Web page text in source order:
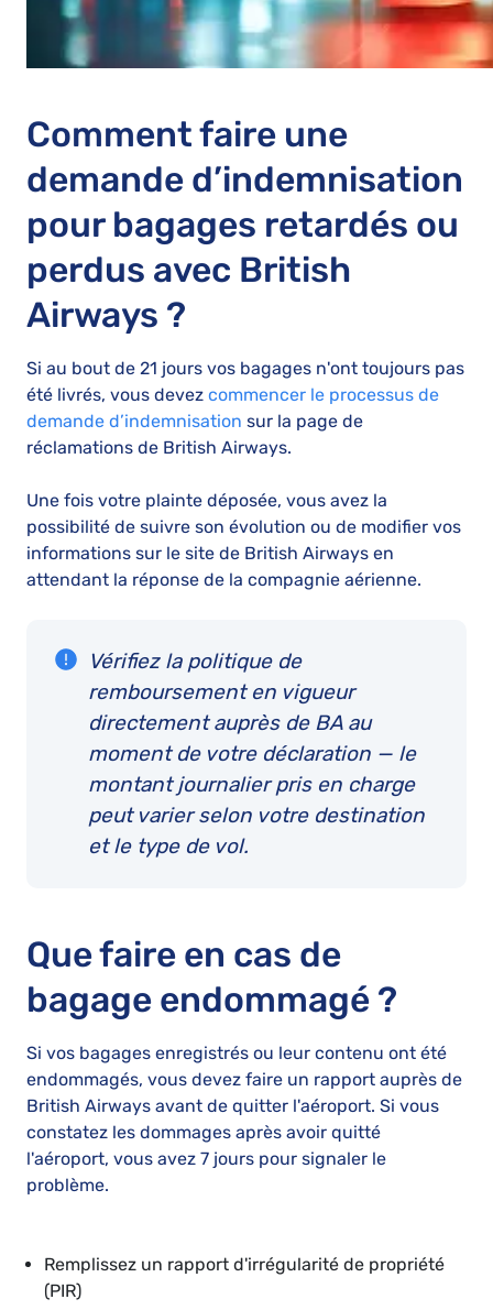
Comment faire une
demande d’indemnisation
pour bagages retardés ou
perdus avec British
Airways ?
Si au bout de 21 jours vos bagages n'ont toujours pas
été livrés, vous devez commencer le processus de
demande d’indemnisation sur la page de
réclamations de British Airways.
Une fois votre plainte déposée, vous avez la
possibilité de suivre son évolution ou de modifier vos
informations sur le site de British Airways en
attendant la réponse de la compagnie aérienne.
Vérifiez la politique de
remboursement en vigueur
directement auprès de BA au
moment de votre déclaration — le
montant journalier pris en charge
peut varier selon votre destination
et le type de vol.
Que faire en cas de
bagage endommagé ?
Si vos bagages enregistrés ou leur contenu ont été
endommagés, vous devez faire un rapport auprès de
British Airways avant de quitter l'aéroport. Si vous
constatez les dommages après avoir quitté
l'aéroport, vous avez 7 jours pour signaler le
problème.
Remplissez un rapport d'irrégularité de propriété
(PIR)